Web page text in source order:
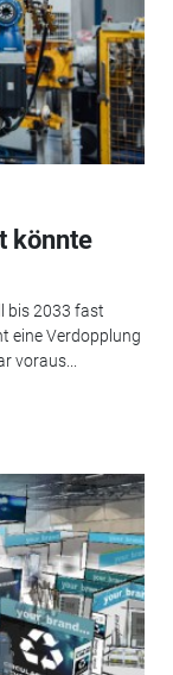
könnte
bis 2033 fast
eine Verdopplung
voraus...